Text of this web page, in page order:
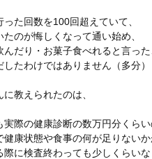
た回数を100回超えていて、
のが悔しくなって通い始め、
だり・お菓子食べれると言った
たわけではありません（多分）
教えられたのは、
実際の健康診断の数万円分くら
健康状態や食事の何が足りない
際に検査終わっても少しくらい